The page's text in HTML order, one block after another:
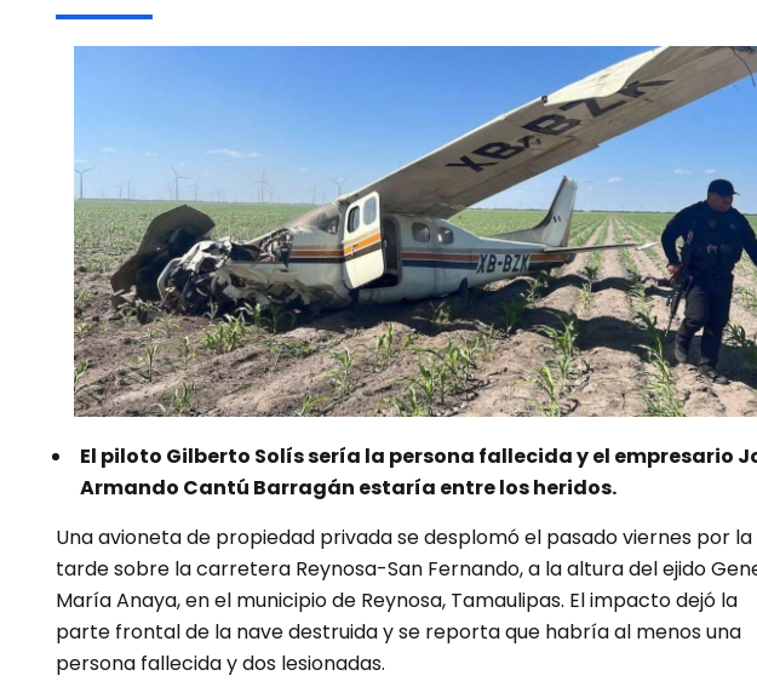
El piloto Gilberto Solís sería la persona fallecida y el empresario
Armando Cantú Barragán estaría entre los heridos.
Una avioneta de propiedad privada se desplomó el pasado viernes por la
tarde sobre la carretera Reynosa-San Fernando, a la altura del ejido
María Anaya, en el municipio de Reynosa, Tamaulipas. El impacto dejó la
parte frontal de la nave destruida y se reporta que habría al menos una
persona fallecida y dos lesionadas.